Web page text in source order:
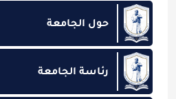
حول الجامعة
رئاسة الجامعة